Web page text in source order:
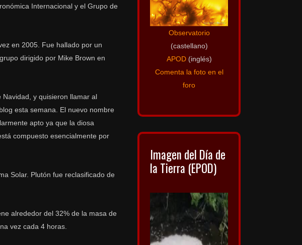
Internacional y el Grupo de
en 2005. Fue hallado por un
dirigido por Mike Brown en
y quisieron llamar al
esta semana. El nuevo nombre
apto ya que la diosa
compuesto esencialmente por
Solar. Plutón fue reclasificado de
alrededor del 32% de la masa de
vez cada 4 horas.
Observatorio
(castellano)
APOD(inglés)
Comenta la foto en el
foro
Imagen del Día de
la Tierra (EPOD)